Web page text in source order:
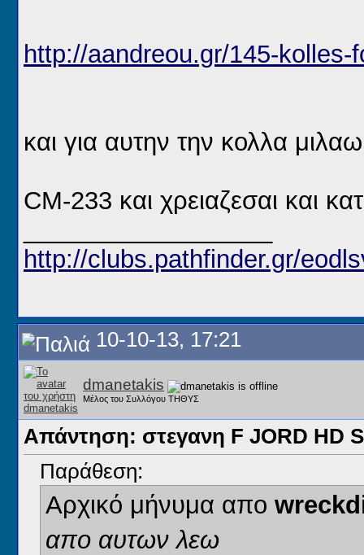
http://aandreou.gr/145-kolles-
και για αυτην την κολλα
CM-233 και χρειαζεσαι και
http://clubs.pathfinder.gr/
10-10-13, 17:21
dmanetakis
Μέλος του Συλλόγου ΤΗΘΥΣ
Απάντηση: στεγανη F JORD HD
Παράθεση:
Αρχικό μήνυμα απο
απο αυτων λεω